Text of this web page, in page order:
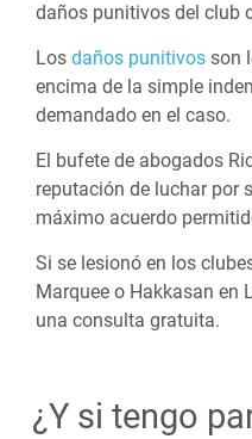
daños punitivos del club
Los daños punitivos son
encima de la simple
demandado en el caso.
El bufete de abogados
reputación de luchar por
máximo acuerdo
Si se lesionó en los
Marquee o Hakkasan en
una consulta gratuita.
¿Y si tengo